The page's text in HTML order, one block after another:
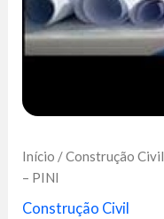
Início /Construção Civil
– PINI
Construção Civil